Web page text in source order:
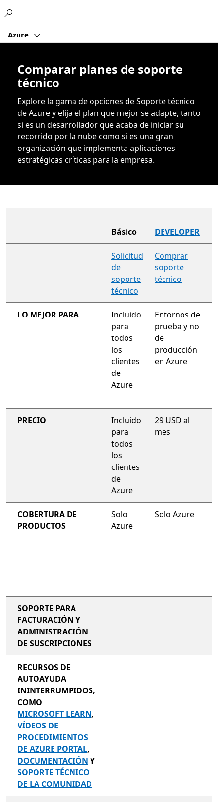
Azure
Comparar planes de soporte
técnico
Explore la gama de opciones de Soporte técnico
de Azure y elija el plan que mejor se adapte, tanto
si es un desarrollador que acaba de iniciar su
recorrido por la nube como si es una gran
organización que implementa aplicaciones
estratégicas críticas para la empresa.
Básico DEVELOPER
Solicitud
de
soporte
técnico
Comprar
soporte
técnico
LO MEJOR PARA
Incluido
para
todos
los
clientes
de
Azure
Entornos de
prueba y no
de
producción
en Azure
PRECIO
Incluido
para
todos
los
clientes
de
Azure
29 USD al
mes
COBERTURA DE
PRODUCTOS
Solo
Azure
Solo Azure
SOPORTE PARA
FACTURACIÓN Y
ADMINISTRACIÓN
DE SUSCRIPCIONES
RECURSOS DE
AUTOAYUDA
ININTERRUMPIDOS,
COMO
MICROSOFT LEARN,
VÍDEOS DE
PROCEDIMIENTOS
DE AZURE PORTAL,
DOCUMENTACIÓN Y
SOPORTE TÉCNICO
DE LA COMUNIDAD